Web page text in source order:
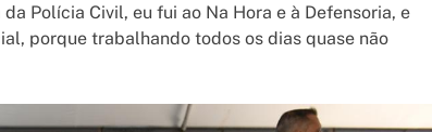
Polícia Civil, eu fui ao Na Hora e à Defensoria, e
porque trabalhando todos os dias quase não